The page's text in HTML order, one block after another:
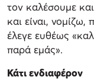
τον καλέσουμε
και είναι,
έλεγε ευθέως
παρά εμάς».
Κάτι ενδιαφέρον